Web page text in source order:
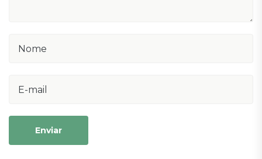
Enviar